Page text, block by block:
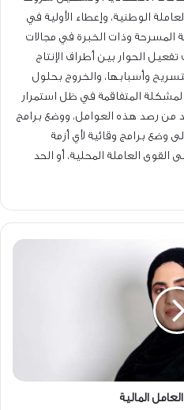
الوطنية، وإعطاء الأولية في
المسرحة وذات الخبرة في مجالات
الحوار بين أطراف الإنتاج
وأسبابها، والخروج بحلول
المتفاقمة في ظل استمرار
بد من رصد هذه العوامل، ووضع برامج
وضع برامج وقائية لأي أزمة
القوى العاملة المحلية، أو الحد
المالية